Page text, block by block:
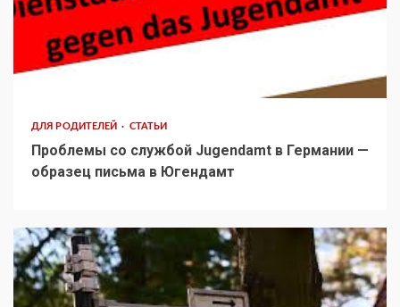
ДЛЯ РОДИТЕЛЕЙ СТАТЬИ
Проблемы со службой Jugendamt в Германии —
образец письма в Югендамт